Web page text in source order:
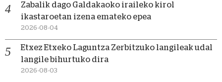
Zabalik dago Galdakaoko iraileko kirol
ikastaroetan izena emateko epea
2026-08-04
Etxez Etxeko Laguntza Zerbitzuko langileak udal
langile bihurtuko dira
2026-08-03